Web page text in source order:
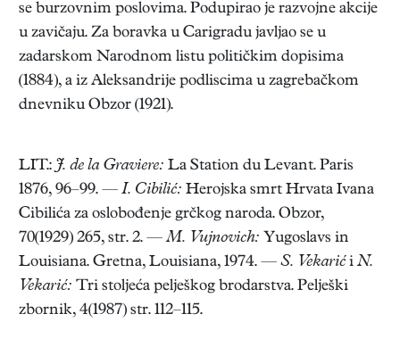
se burzovnim poslovima. Podupirao je razvojne akcije
u zavičaju. Za boravka u Carigradu javljao se u
zadarskom Narodnom listu političkim dopisima
(1884), a iz Aleksandrije podliscima u zagrebačkom
dnevniku Obzor (1921).
LIT.: J. de la Graviere: La Station du Levant. Paris
1876, 96–99. — I. Cibilić: Herojska smrt Hrvata Ivana
Cibilića za oslobođenje grčkog naroda. Obzor,
70(1929) 265, str. 2. —M. Vujnovich: Yugoslavs in
Louisiana. Gretna, Louisiana, 1974. — S. Vekarić i N.
Vekarić: Tri stoljeća pelješkog brodarstva. Pelješki
zbornik, 4(1987) str. 112–115.